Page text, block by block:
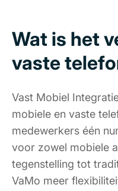
Wat is het
vaste
Vast Mobiel
mobiele en vaste
medewerkers één
voor zowel mobiele
tegenstelling tot
VaMo meer